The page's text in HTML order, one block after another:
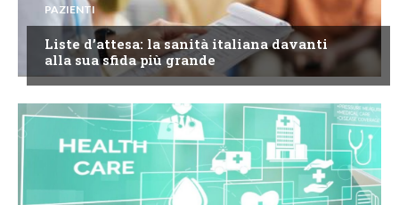
PAZIENTI
Liste d’attesa: la sanità italiana davanti
alla sua sfida più grande